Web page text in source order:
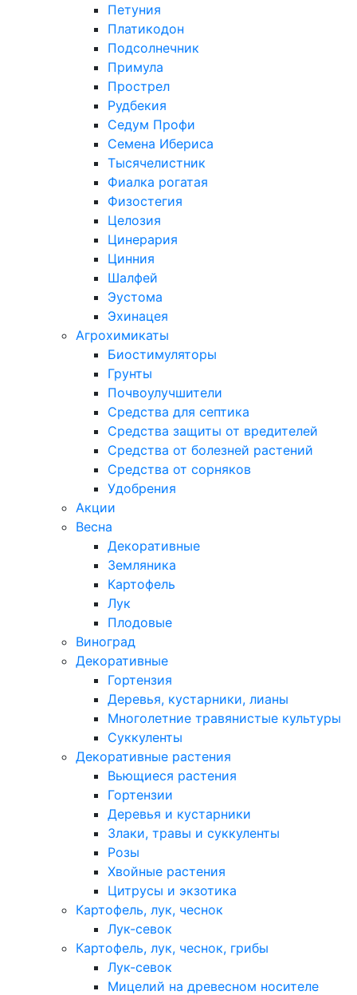
Петуния
Платикодон
Подсолнечник
Примула
Прострел
Рудбекия
Седум Профи
Семена Ибериса
Тысячелистник
Фиалка рогатая
Физостегия
Целозия
Цинерария
Цинния
Шалфей
Эустома
Эхинацея
Агрохимикаты
Биостимуляторы
Грунты
Почвоулучшители
Средства для септика
Средства защиты от вредителей
Средства от болезней растений
Средства от сорняков
Удобрения
Акции
Весна
Декоративные
Земляника
Картофель
Лук
Плодовые
Виноград
Декоративные
Гортензия
Деревья, кустарники, лианы
Многолетние травянистые культуры
Суккуленты
Декоративные растения
Вьющиеся растения
Гортензии
Деревья и кустарники
Злаки, травы и суккуленты
Розы
Хвойные растения
Цитрусы и экзотика
Картофель, лук, чеснок
Лук-севок
Картофель, лук, чеснок, грибы
Лук-севок
Мицелий на древесном носителе